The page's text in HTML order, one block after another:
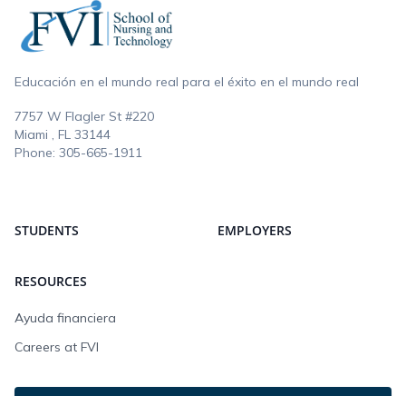
Educación en el mundo real para el éxito en el mundo real
7757 W Flagler St #220
Miami , FL 33144
Phone: 305-665-1911
STUDENTS EMPLOYERS
RESOURCES
Ayuda financiera
Careers at FVI